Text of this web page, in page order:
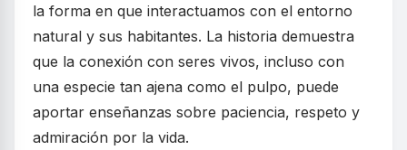
la forma en que interactuamos con el entorno
natural y sus habitantes. La historia demuestra
que la conexión con seres vivos, incluso con
una especie tan ajena como el pulpo, puede
aportar enseñanzas sobre paciencia, respeto y
admiración por la vida.